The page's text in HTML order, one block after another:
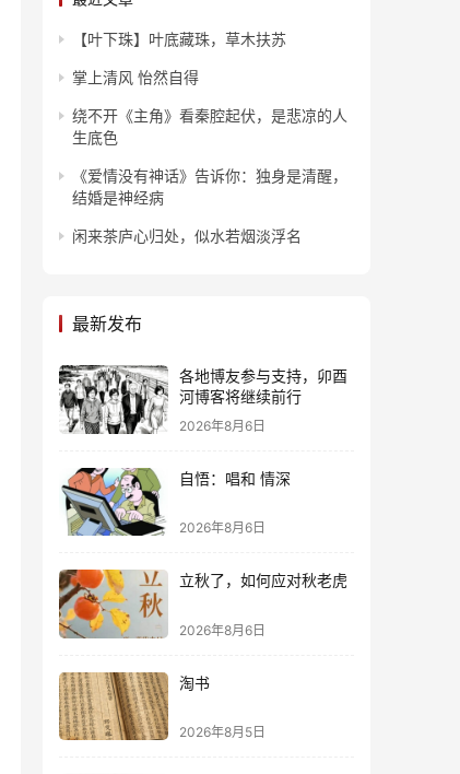
【叶下珠】叶底藏珠，草木扶苏
掌上清风 怡然自得
绕不开《主角》看秦腔起伏，是悲凉的人
生底色
《爱情没有神话》告诉你：独身是清醒，
结婚是神经病
闲来茶庐心归处，似水若烟淡浮名
最新发布
各地博友参与支持，卯酉
河博客将继续前行
2026年8月6日
自悟：唱和 情深
2026年8月6日
立秋了，如何应对秋老虎
2026年8月6日
淘书
2026年8月5日